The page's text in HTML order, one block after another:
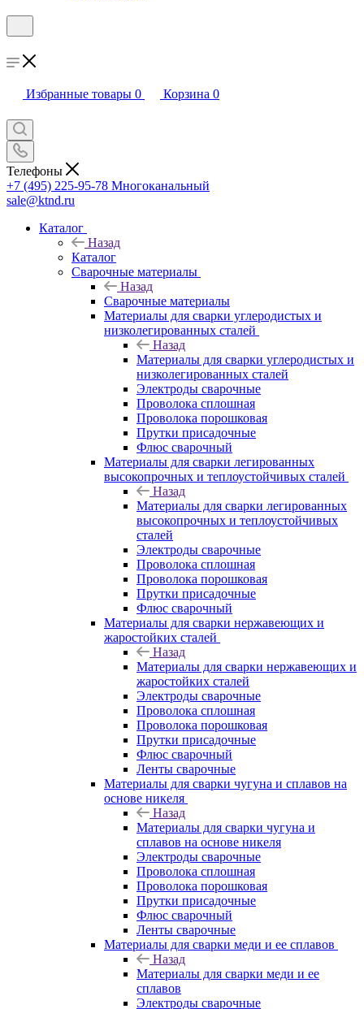
Избранные товары 0 Корзина 0
Телефоны
+7 (495) 225-95-78 Многоканальный
sale@ktnd.ru
Каталог
Назад
Каталог
Сварочные материалы
Назад
Сварочные материалы
Материалы для сварки углеродистых и
низколегированных сталей
Назад
Материалы для сварки углеродистых и
низколегированных сталей
Электроды сварочные
Проволока сплошная
Проволока порошковая
Прутки присадочные
Флюс сварочный
Материалы для сварки легированных
высокопрочных и теплоустойчивых сталей
Назад
Материалы для сварки легированных
высокопрочных и теплоустойчивых
сталей
Электроды сварочные
Проволока сплошная
Проволока порошковая
Прутки присадочные
Флюс сварочный
Материалы для сварки нержавеющих и
жаростойких сталей
Назад
Материалы для сварки нержавеющих и
жаростойких сталей
Электроды сварочные
Проволока сплошная
Проволока порошковая
Прутки присадочные
Флюс сварочный
Ленты сварочные
Материалы для сварки чугуна и сплавов на
основе никеля
Назад
Материалы для сварки чугуна и
сплавов на основе никеля
Электроды сварочные
Проволока сплошная
Проволока порошковая
Прутки присадочные
Флюс сварочный
Ленты сварочные
Материалы для сварки меди и ее сплавов
Назад
Материалы для сварки меди и ее
сплавов
Электроды сварочные